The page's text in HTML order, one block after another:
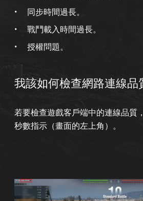
同步時間過長。
戰鬥載入時間過長。
授權問題。
我該如何檢查網路連線品
若要檢查遊戲客戶端中的連線品質
秒數指示（畫面的左上角）。